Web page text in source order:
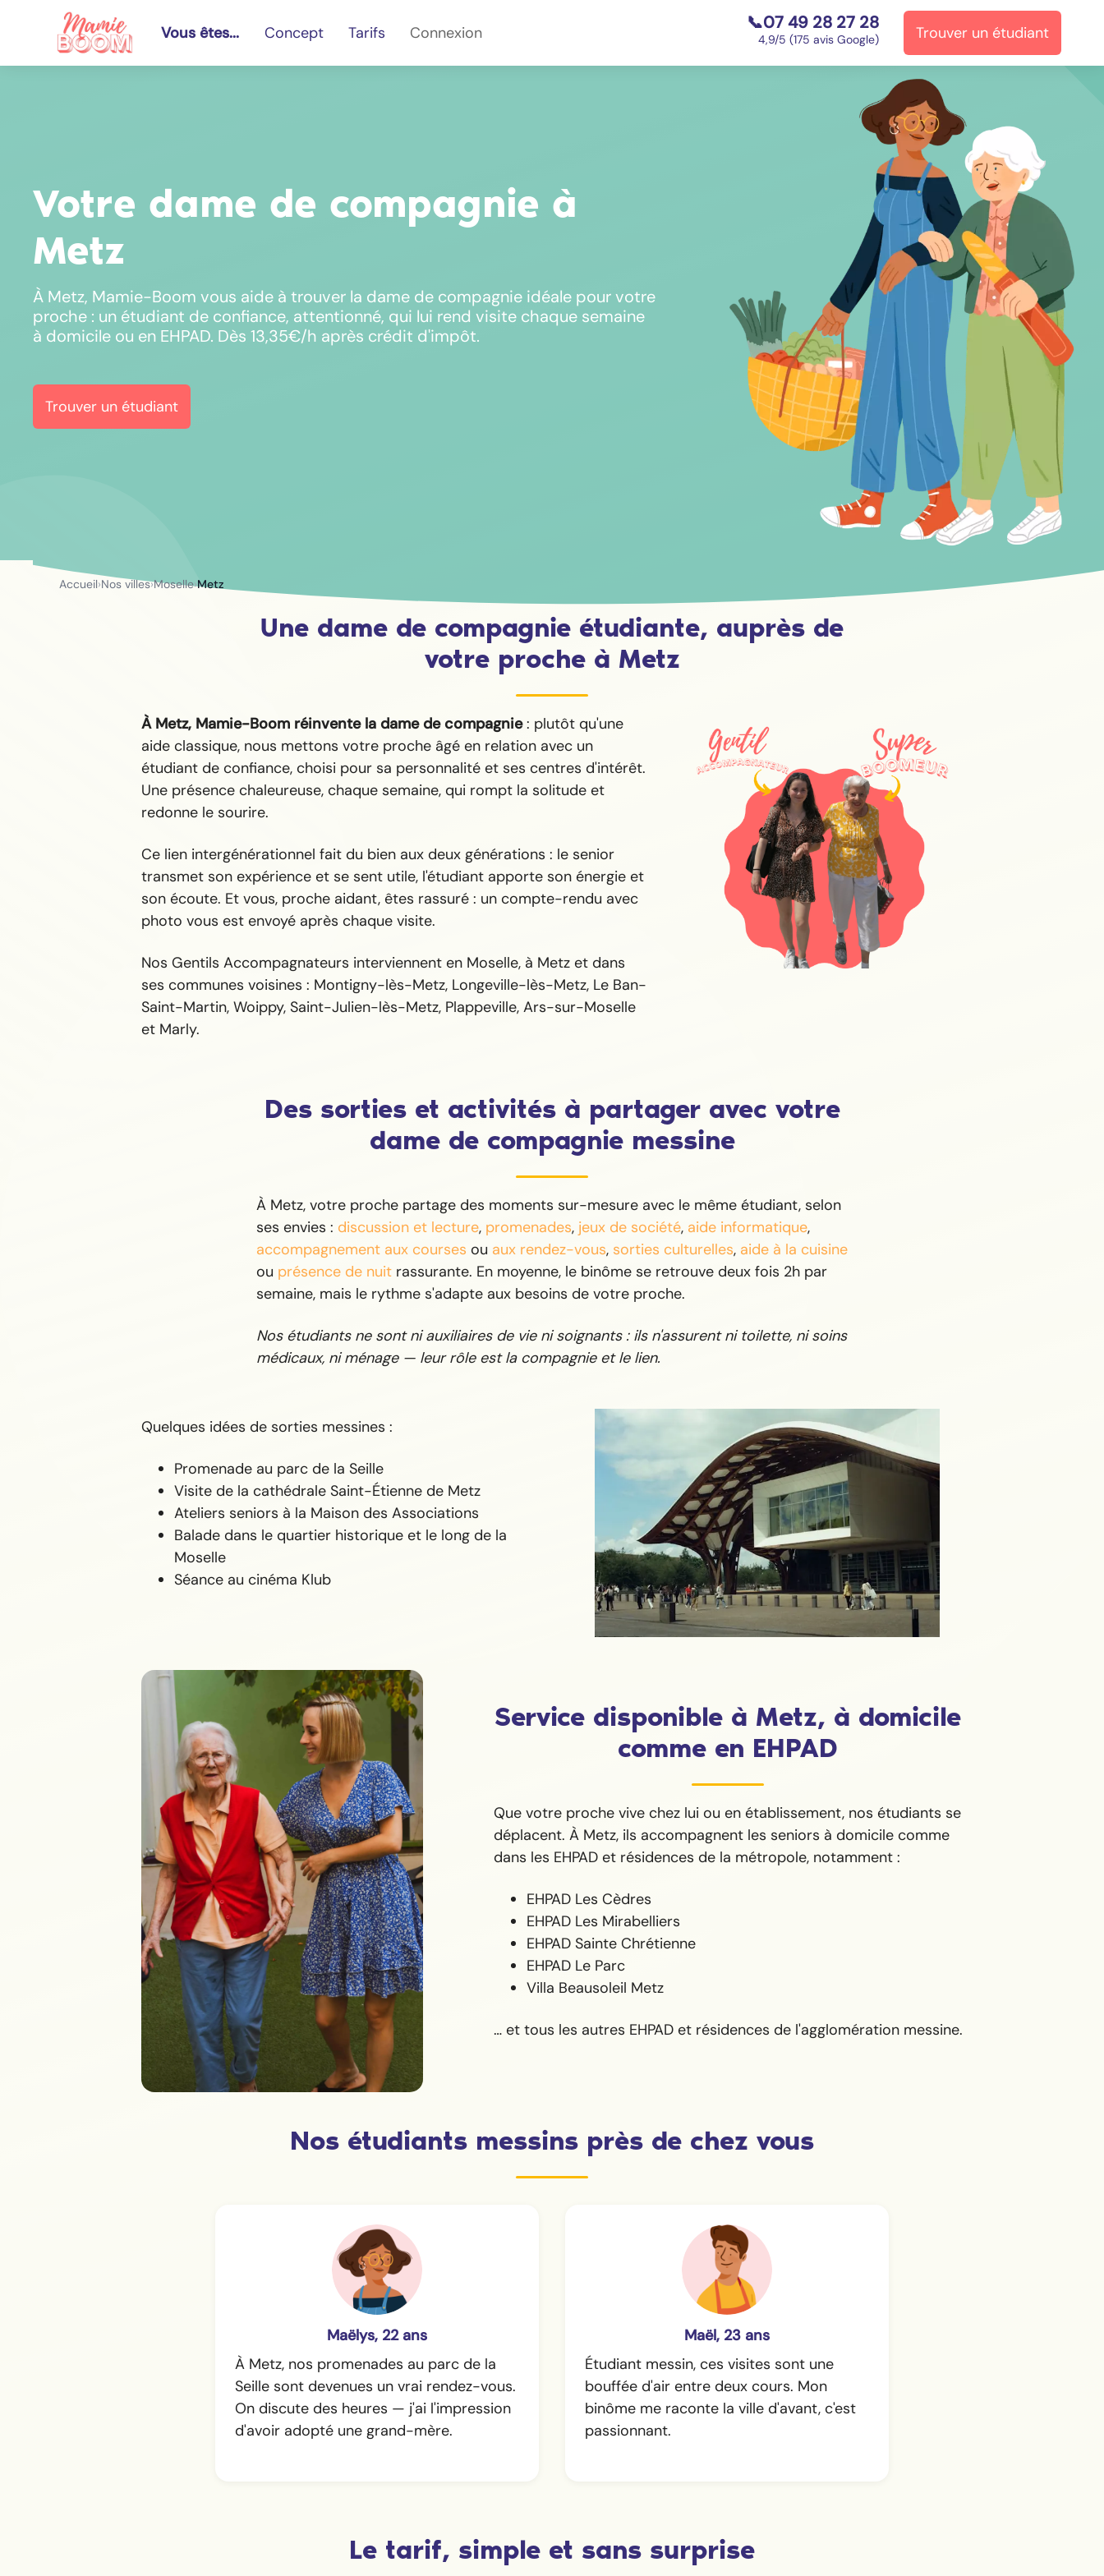
Vous êtes... Concept Tarifs Connexion 📞07 49 28 27 28
4,9/5 (175 avis Google) Trouver un étudiant
Votre dame de compagnie à
Metz
À Metz, Mamie-Boom vous aide à trouver la dame de compagnie idéale pour votre
proche : un étudiant de confiance, attentionné, qui lui rend visite chaque semaine
à domicile ou en EHPAD. Dès 13,35€/h après crédit d'impôt.
Trouver un étudiant
Accueil›Nos villes›Moselle›Metz
Une dame de compagnie étudiante, auprès de
votre proche à Metz
À Metz, Mamie-Boom réinvente la dame de compagnie: plutôt qu'une
aide classique, nous mettons votre proche âgé en relation avec un
étudiant de confiance, choisi pour sa personnalité et ses centres d'intérêt.
Une présence chaleureuse, chaque semaine, qui rompt la solitude et
redonne le sourire.
Ce lien intergénérationnel fait du bien aux deux générations : le senior
transmet son expérience et se sent utile, l'étudiant apporte son énergie et
son écoute. Et vous, proche aidant, êtes rassuré : un compte-rendu avec
photo vous est envoyé après chaque visite.
Nos Gentils Accompagnateurs interviennent en Moselle, à Metz et dans
ses communes voisines : Montigny-lès-Metz, Longeville-lès-Metz, Le Ban-
Saint-Martin, Woippy, Saint-Julien-lès-Metz, Plappeville, Ars-sur-Moselle
et Marly.
Des sorties et activités à partager avec votre
dame de compagnie messine
À Metz, votre proche partage des moments sur-mesure avec le même étudiant, selon
ses envies : discussion et lecture, promenades, jeux de société, aide informatique,
accompagnement aux courses ou aux rendez-vous, sorties culturelles, aide à la cuisine
ou présence de nuit rassurante. En moyenne, le binôme se retrouve deux fois 2h par
semaine, mais le rythme s'adapte aux besoins de votre proche.
Nos étudiants ne sont ni auxiliaires de vie ni soignants : ils n'assurent ni toilette, ni soins
médicaux, ni ménage — leur rôle est la compagnie et le lien.
Quelques idées de sorties messines :
Promenade au parc de la Seille
Visite de la cathédrale Saint-Étienne de Metz
Ateliers seniors à la Maison des Associations
Balade dans le quartier historique et le long de la
Moselle
Séance au cinéma Klub
Service disponible à Metz, à domicile
comme en EHPAD
Que votre proche vive chez lui ou en établissement, nos étudiants se
déplacent. À Metz, ils accompagnent les seniors à domicile comme
dans les EHPAD et résidences de la métropole, notamment :
EHPAD Les Cèdres
EHPAD Les Mirabelliers
EHPAD Sainte Chrétienne
EHPAD Le Parc
Villa Beausoleil Metz
… et tous les autres EHPAD et résidences de l'agglomération messine.
Nos étudiants messins près de chez vous
Maëlys, 22 ans
À Metz, nos promenades au parc de la
Seille sont devenues un vrai rendez-vous.
On discute des heures — j'ai l'impression
d'avoir adopté une grand-mère.
Maël, 23 ans
Étudiant messin, ces visites sont une
bouffée d'air entre deux cours. Mon
binôme me raconte la ville d'avant, c'est
passionnant.
Le tarif, simple et sans surprise